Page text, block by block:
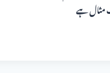
مثال ہے